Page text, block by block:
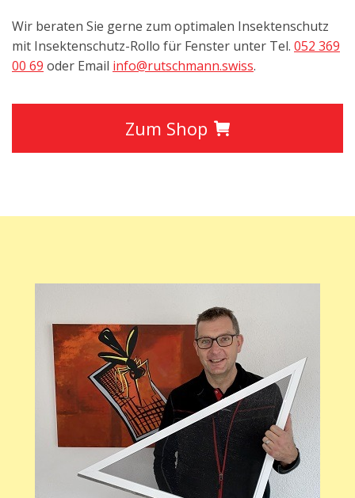
Wir beraten Sie gerne zum optimalen Insektenschutz
mit Insektenschutz-Rollo für Fenster unter Tel. 052 369
00 69 oder Email info@rutschmann.swiss.
Zum Shop